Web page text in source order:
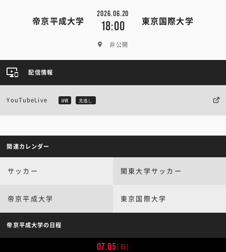
帝京平成大学
2026.06.20
18:00 東京国際大学
非公開
配信情報
YouTubeLive LIVE 見逃し
関連カレンダー
サッカー 関東大学サッカー
帝京平成大学 東京国際大学
帝京平成大学の日程
07.05[日]